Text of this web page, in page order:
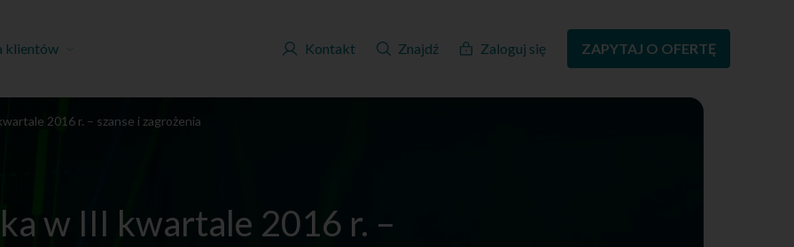
klientów Kontakt Znajdź Zaloguj się ZAPYTAJ O OFERTĘ
2016 r. – szanse i zagrożenia
w III kwartale 2016 r. –